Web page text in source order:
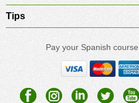
Tips
Pay your Spanish